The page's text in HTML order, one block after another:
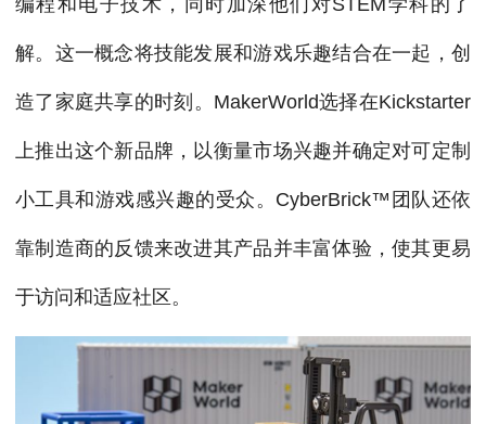
编程和电子技术，同时加深他们对STEM学科的了
解。这一概念将技能发展和游戏乐趣结合在一起，创
造了家庭共享的时刻。MakerWorld选择在Kickstarter
上推出这个新品牌，以衡量市场兴趣并确定对可定制
小工具和游戏感兴趣的受众。CyberBrick™团队还依
靠制造商的反馈来改进其产品并丰富体验，使其更易
于访问和适应社区。